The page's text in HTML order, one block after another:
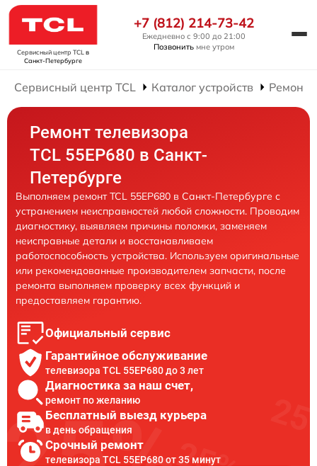
Сервисный центр TCL в
Санкт-Петербурге
+7 (812) 214-73-42
Ежедневно с 9:00 до 21:00
Позвонить мне утром
Сервисный центр TCL Каталог устройств Ремонт
Ремонт телевизора
TCL 55EP680 в Санкт-
Петербурге
Выполняем ремонт TCL 55EP680 в Санкт-Петербурге с
устранением неисправностей любой сложности. Проводим
диагностику, выявляем причины поломки, заменяем
неисправные детали и восстанавливаем
работоспособность устройства. Используем оригинальные
или рекомендованные производителем запчасти, после
ремонта выполняем проверку всех функций и
предоставляем гарантию.
Официальный сервис
Гарантийное обслуживание
телевизора TCL 55EP680 до 3 лет
Диагностика за наш счет,
ремонт по желанию
Бесплатный выезд курьера
в день обращения
Срочный ремонт
телевизора TCL 55EP680 от 35 минут